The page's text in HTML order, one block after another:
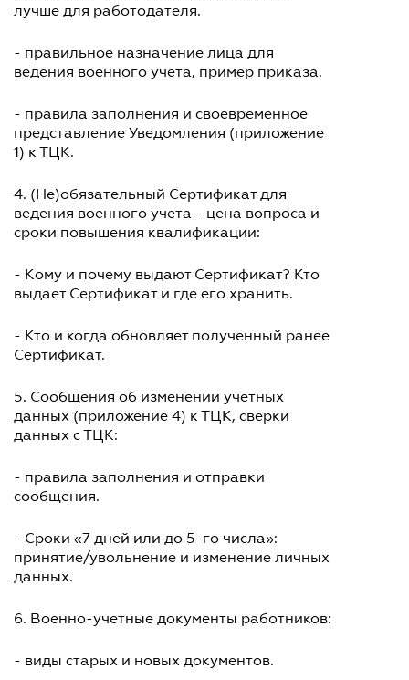
лучше для работодателя.
- правильное назначение лица для
ведения военного учета, пример приказа.
- правила заполнения и своевременное
представление Уведомления (приложение
1) к ТЦК.
4. (Не)обязательный Сертификат для
ведения военного учета - цена вопроса и
сроки повышения квалификации:
- Кому и почему выдают Сертификат? Кто
выдает Сертификат и где его хранить.
- Кто и когда обновляет полученный ранее
Сертификат.
5. Сообщения об изменении учетных
данных (приложение 4) к ТЦК, сверки
данных с ТЦК:
- правила заполнения и отправки
сообщения.
- Сроки «7 дней или до 5-го числа»:
принятие/увольнение и изменение личных
данных.
6. Военно-учетные документы работников:
- виды старых и новых документов.